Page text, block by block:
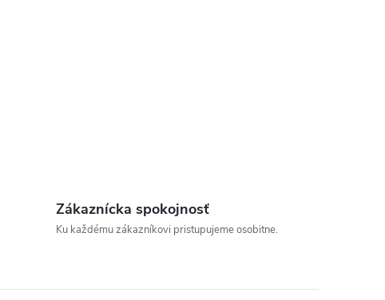
Zákaznícka spokojnosť
Ku každému zákazníkovi pristupujeme osobitne.